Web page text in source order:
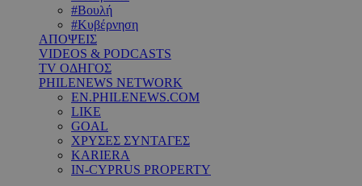
#Βουλή
#Κυβέρνηση
ΑΠΟΨΕΙΣ
VIDEOS & PODCASTS
TV ΟΔΗΓΟΣ
PHILENEWS NETWORK
EN.PHILENEWS.COM
LIKE
GOAL
ΧΡΥΣΕΣ ΣΥΝΤΑΓΕΣ
KARIERA
IN-CYPRUS PROPERTY